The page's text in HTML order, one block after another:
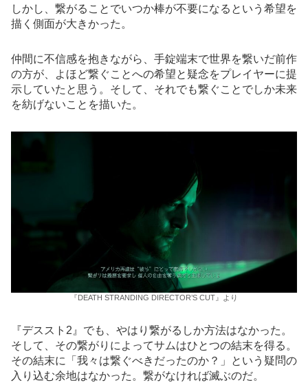
しかし、繋がることでいつか棒が不要になるという希望を
描く側面が大きかった。
仲間に不信感を抱きながら、手錠端末で世界を繋いだ前作
の方が、よほど繋ぐことへの希望と疑念をプレイヤーに提
示していたと思う。そして、それでも繋ぐことでしか未来
を紡げないことを描いた。
『DEATH STRANDING DIRECTOR’S CUT』より
『デススト2』でも、やはり繋がるしか方法はなかった。
そして、その繋がりによってサムはひとつの結末を得る。
その結末に「我々は繋ぐべきだったのか？」という疑問の
入り込む余地はなかった。繋がなければ滅ぶのだ。